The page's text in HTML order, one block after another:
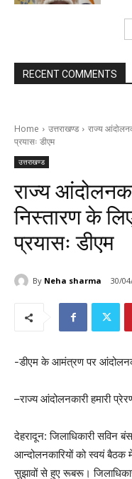
RECENT COMMENTS